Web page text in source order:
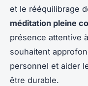
et le rééquilibrage
méditation pleine
présence attentive
souhaitent
personnel et aider
être durable.